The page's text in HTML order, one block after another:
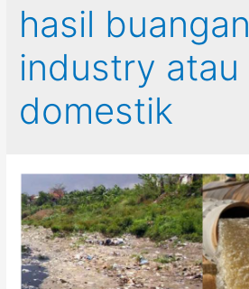
hasil buangan
industry atau
domestik